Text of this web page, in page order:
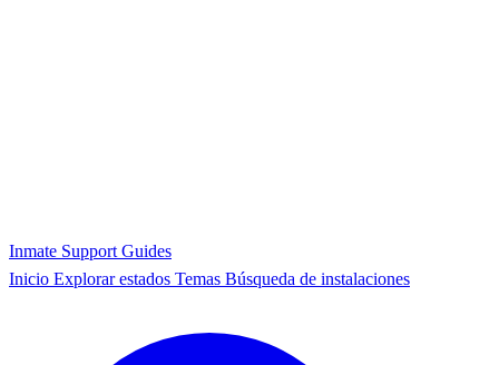
Inmate Support Guides
Inicio Explorar estados Temas Búsqueda de instalaciones